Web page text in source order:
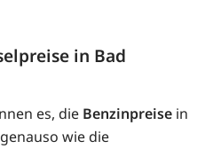
in Bad
es, die Benzinpreise in
wie die